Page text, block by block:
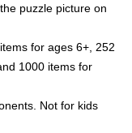
puzzle picture on
for ages 6+, 252
1000 items for
Not for kids